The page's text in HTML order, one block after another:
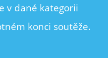
v dané kategorii
konci soutěže.